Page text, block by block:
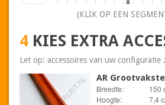
(KLIK OP EEN
4 KIES EXTRA
Let op: accessoires van uw configuratie
AR
Breedte:
150
Hoogte:
7,4